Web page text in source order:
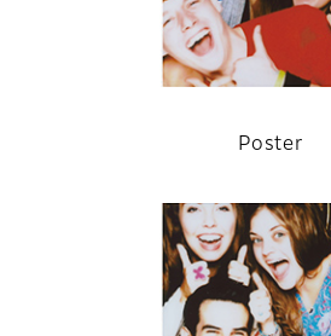
Poster